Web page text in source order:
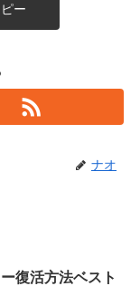
ー
ナオ
復活方法ベスト